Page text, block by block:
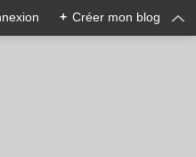
+ Créer mon blog